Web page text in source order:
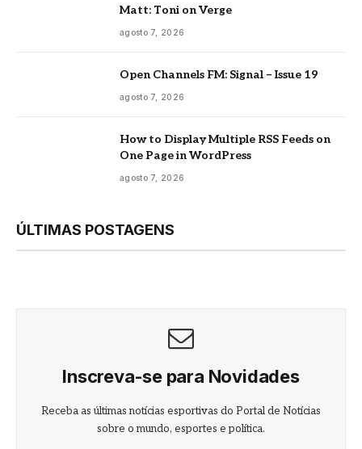
Matt: Toni on Verge
agosto 7, 2026
Open Channels FM: Signal – Issue 19
agosto 7, 2026
How to Display Multiple RSS Feeds on
One Page in WordPress
agosto 7, 2026
ÚLTIMAS POSTAGENS
Inscreva-se para Novidades
Receba as últimas notícias esportivas do Portal de Notícias
sobre o mundo, esportes e política.